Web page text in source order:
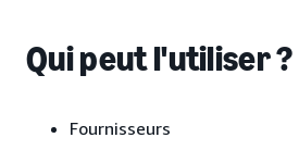
Qui peut l'utiliser ?
Fournisseurs